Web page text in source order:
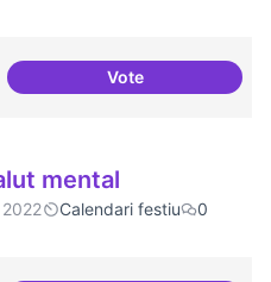
VoteActes al
mental
Calendari festiu
0